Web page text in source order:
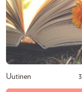
Uutinen